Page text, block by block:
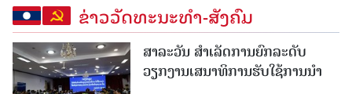
ຂ່າວວັດທະນະທຳ-ສັງຄົມ
ສາລະວັນ ສໍາເລັດການຍົກລະດັບ
ວຽກງານເສນາທິການຮັບໃຊ້ການນໍາ